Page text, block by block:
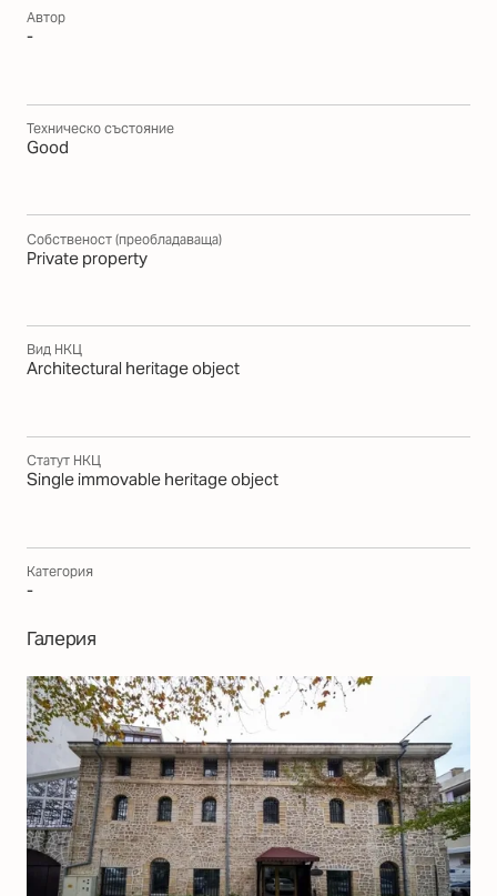
Автор
-
Техническо състояние
Good
Собственост (преобладаваща)
Private property
Вид НКЦ
Architectural heritage object
Статут НКЦ
Single immovable heritage object
Категория
-
Галерия